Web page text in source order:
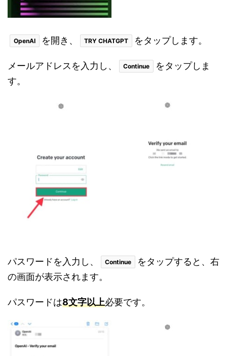
OpenAI を開き、 TRY CHATGPT をタップします。
メールアドレスを入力し、 Continue
をタップしま
す。
パスワードを入力し、 Continue
をタップすると、右
の画面が表示されます。
パスワードは8文字以上必要です。